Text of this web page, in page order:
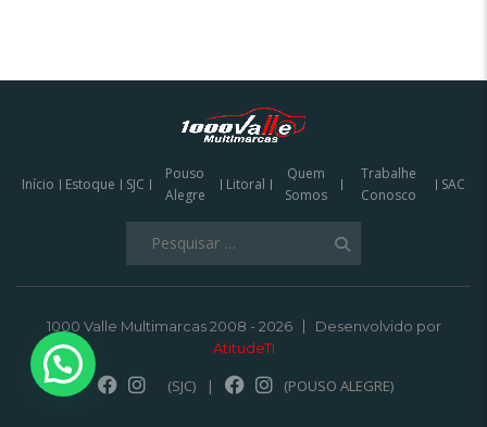
Início Estoque SJC
Pouso
Alegre
Litoral
Quem
Somos
Trabalhe
Conosco
SAC
1000 Valle Multimarcas 2008 - 2026
Desenvolvido por
AtitudeTI
(SJC) | (POUSO ALEGRE)